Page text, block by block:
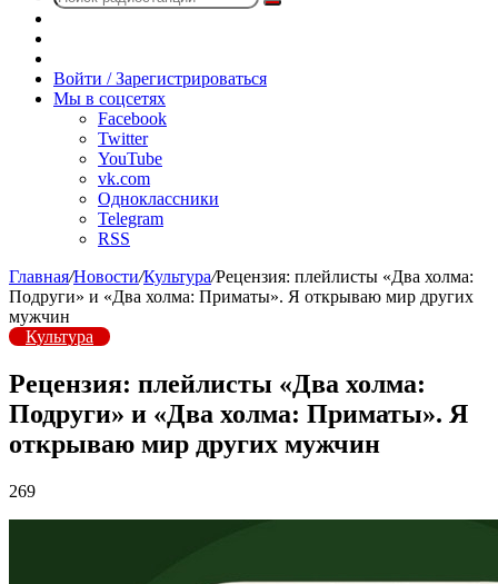
Поиск
радио
Войти / Зарегистрироваться
Мы в соцсетях
Facebook
Twitter
YouTube
vk.com
Одноклассники
Telegram
RSS
Главная/Новости/Культура/Рецензия: плейлисты «Два холма:
Подруги» и «Два холма: Приматы». Я открываю мир других
мужчин
Культура
Рецензия: плейлисты «Два холма:
Подруги» и «Два холма: Приматы». Я
открываю мир других мужчин
269